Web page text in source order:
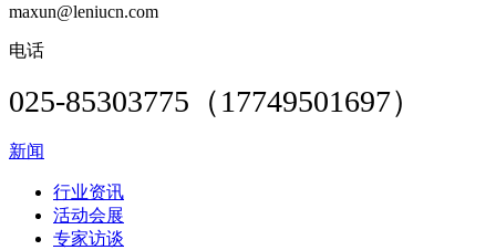
maxun@leniucn.com
电话
025-85303775（17749501697）
新闻
行业资讯
活动会展
专家访谈